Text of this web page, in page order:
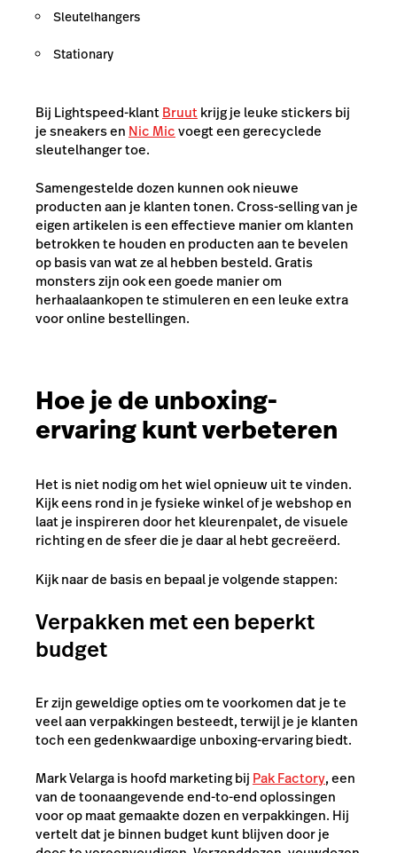
Sleutelhangers
Stationary
Bij Lightspeed-klantBruutkrijg je leuke stickers bij
je sneakers en Nic Micvoegt een gerecyclede
sleutelhanger toe.
Samengestelde dozen kunnen ook nieuwe
producten aan je klanten tonen. Cross-selling van je
eigen artikelen is een effectieve manier om klanten
betrokken te houden en producten aan te bevelen
op basis van wat ze al hebben besteld. Gratis
monsters zijn ook een goede manier om
herhaalaankopen te stimuleren en een leuke extra
voor online bestellingen.
Hoe je de unboxing-
ervaring kunt verbeteren
Het is niet nodig om het wiel opnieuw uit te vinden.
Kijk eens rond in je fysieke winkel of je webshop en
laat je inspireren door het kleurenpalet, de visuele
richting en de sfeer die je daar al hebt gecreëerd.
Kijk naar de basis en bepaal je volgende stappen:
Verpakken met een beperkt
budget
Er zijn geweldige opties om te voorkomen dat je te
veel aan verpakkingen besteedt, terwijl je je klanten
toch een gedenkwaardige unboxing-ervaring biedt.
Mark Velarga is hoofd marketing bij Pak Factory, een
van de toonaangevende end-to-end oplossingen
voor op maat gemaakte dozen en verpakkingen. Hij
vertelt dat je binnen budget kunt blijven door je